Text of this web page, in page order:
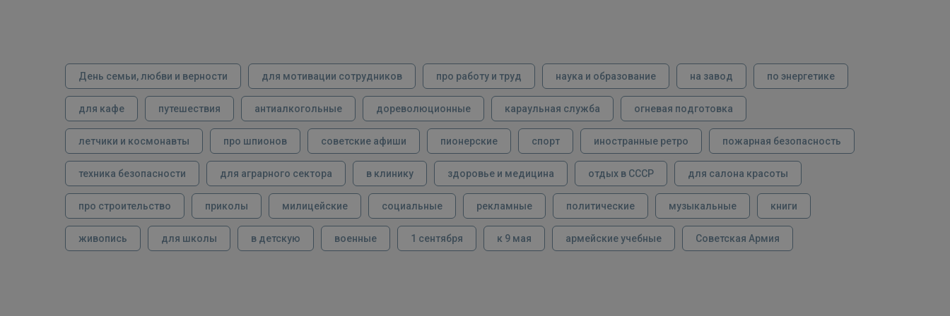
День семьи, любви и верности для мотивации сотрудников про работу и труд наука и образование на завод по энергетике
для кафе путешествия антиалкогольные дореволюционные караульная служба огневая подготовка
летчики и космонавты про шпионов советские афиши пионерские спорт иностранные ретро пожарная безопасность
техника безопасности для аграрного сектора в клинику здоровье и медицина отдых в СССР для салона красоты
про строительство приколы милицейские социальные рекламные политические музыкальные книги
живопись для школы в детскую военные 1 сентября к 9 мая армейские учебные Советская Армия